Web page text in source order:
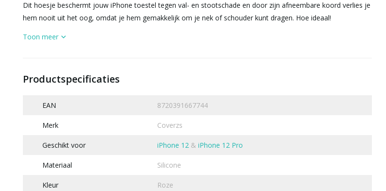
Dit hoesje beschermt jouw iPhone toestel tegen val- en stootschade en door zijn afneembare koord verlies je
hem nooit uit het oog, omdat je hem gemakkelijk om je nek of schouder kunt dragen. Hoe ideaal!
Toon meer
Productspecificaties
EAN 8720391667744
Merk Coverzs
Geschikt voor iPhone 12& iPhone 12 Pro
Materiaal Silicone
Kleur Roze